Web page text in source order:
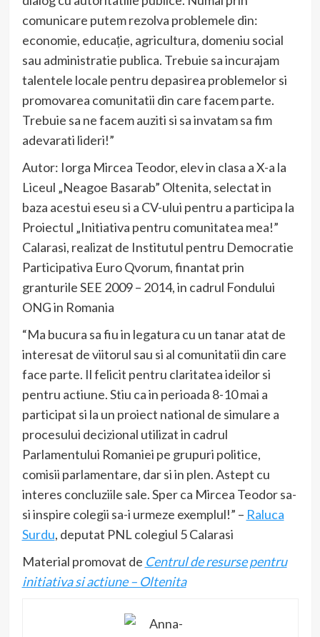
comunicare putem rezolva problemele din:
economie, educație, agricultura, domeniu social
sau administratie publica. Trebuie sa incurajam
talentele locale pentru depasirea problemelor si
promovarea comunitatii din care facem parte.
Trebuie sa ne facem auziti si sa invatam sa fim
adevarati lideri!”
Autor: Iorga Mircea Teodor, elev in clasa a X-a la
Liceul „Neagoe Basarab” Oltenita, selectat in
baza acestui eseu si a CV-ului pentru a participa la
Proiectul „Initiativa pentru comunitatea mea!”
Calarasi, realizat de Institutul pentru Democratie
Participativa Euro Qvorum, finantat prin
granturile SEE 2009 – 2014, in cadrul Fondului
ONG in Romania
“Ma bucura sa fiu in legatura cu un tanar atat de
interesat de viitorul sau si al comunitatii din care
face parte. Il felicit pentru claritatea ideilor si
pentru actiune. Stiu ca in perioada 8-10 mai a
participat si la un proiect national de simulare a
procesului decizional utilizat in cadrul
Parlamentului Romaniei pe grupuri politice,
comisii parlamentare, dar si in plen. Astept cu
interes concluziile sale. Sper ca Mircea Teodor sa-
si inspire colegii sa-i urmeze exemplul!” – Raluca
Surdu, deputat PNL colegiul 5 Calarasi
Material promovat de Centrul de resurse pentru
initiativa si actiune – Oltenita